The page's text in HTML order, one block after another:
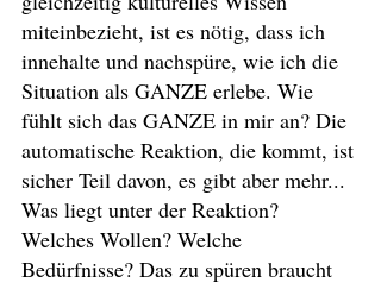
miteinbezieht, ist es nötig, dass ich
innehalte und nachspüre, wie ich die
Situation als GANZE erlebe. Wie
fühlt sich das GANZE in mir an? Die
automatische Reaktion, die kommt, ist
sicher Teil davon, es gibt aber mehr...
Was liegt unter der Reaktion?
Welches Wollen? Welche
Bedürfnisse? Das zu spüren braucht